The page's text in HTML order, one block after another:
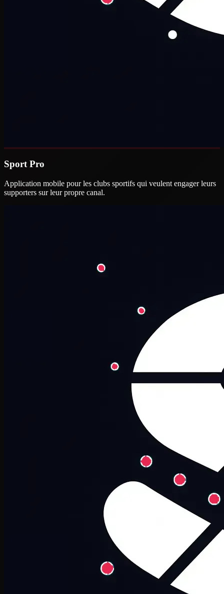
Sport Pro
Application mobile pour les clubs sportifs qui veulent engager leurs
supporters sur leur propre canal.